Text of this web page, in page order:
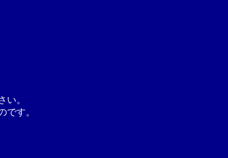
い。
です。